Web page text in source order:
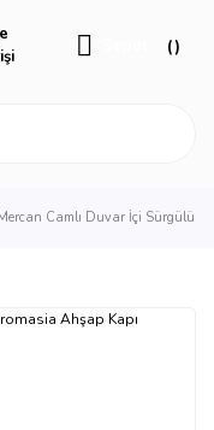
Camlı Duvar İçi Sürgülü